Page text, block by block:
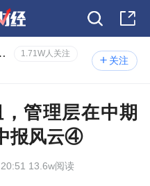
关注
中报风云 1.71W人关注
管理层在中期
报风云④
13.6w阅读